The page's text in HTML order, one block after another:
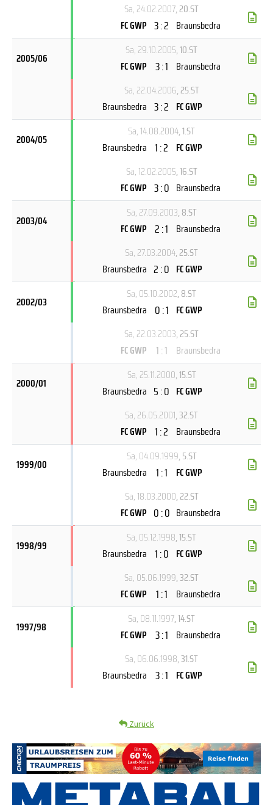
Sa, 24.02.2007, 20.ST
FC GWP 3 : 2 Braunsbedra
2005/06
Sa, 29.10.2005, 10.ST
FC GWP 3 : 1 Braunsbedra
Sa, 22.04.2006, 25.ST
Braunsbedra 3 : 2 FC GWP
2004/05
Sa, 14.08.2004, 1.ST
Braunsbedra 1 : 2 FC GWP
Sa, 12.02.2005, 16.ST
FC GWP 3 : 0 Braunsbedra
2003/04
Sa, 27.09.2003, 8.ST
FC GWP 2 : 1 Braunsbedra
Sa, 27.03.2004, 25.ST
Braunsbedra 2 : 0 FC GWP
2002/03
Sa, 05.10.2002, 8.ST
Braunsbedra 0 : 1 FC GWP
Sa, 22.03.2003, 25.ST
FC GWP
1 : 1 Braunsbedra
2000/01
Sa, 25.11.2000, 15.ST
Braunsbedra 5 : 0 FC GWP
Sa, 26.05.2001, 32.ST
FC GWP 1 : 2 Braunsbedra
1999/00
Sa, 04.09.1999, 5.ST
Braunsbedra
1 : 1
FC GWP
Sa, 18.03.2000, 22.ST
FC GWP 0 : 0 Braunsbedra
1998/99
Sa, 05.12.1998, 15.ST
Braunsbedra 1 : 0 FC GWP
Sa, 05.06.1999, 32.ST
FC GWP
1 : 1 Braunsbedra
1997/98
Sa, 08.11.1997, 14.ST
FC GWP 3 : 1 Braunsbedra
Sa, 06.06.1998, 31.ST
Braunsbedra 3 : 1 FC GWP
Zurück